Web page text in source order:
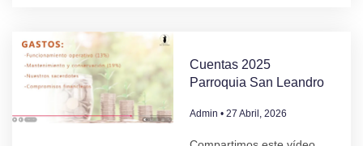
Cuentas 2025
Parroquia San Leandro
Admin 27 Abril, 2026